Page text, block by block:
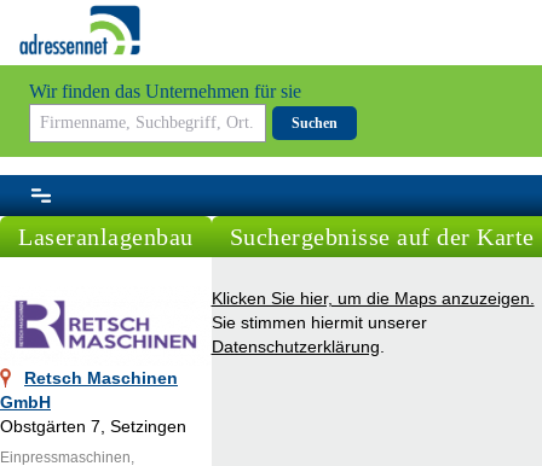
Wir finden das Unternehmen für sie
Suchen
Laseranlagenbau
Retsch Maschinen
GmbH
Obstgärten 7, Setzingen
Einpressmaschinen,
Suchergebnisse auf der Karte
Klicken Sie hier, um die Maps anzuzeigen.
Sie stimmen hiermit unserer
Datenschutzerklärung